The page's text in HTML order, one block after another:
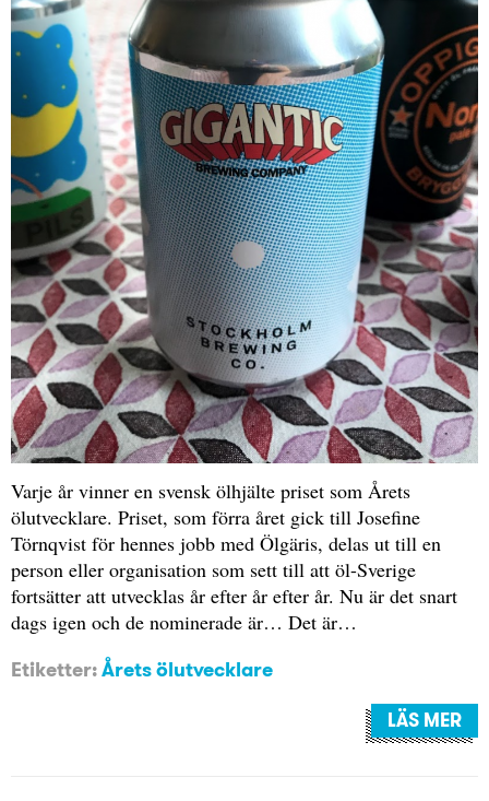
Varje år vinner en svensk ölhjälte priset som Årets
ölutvecklare. Priset, som förra året gick till Josefine
Törnqvist för hennes jobb med Ölgäris, delas ut till en
person eller organisation som sett till att öl-Sverige
fortsätter att utvecklas år efter år efter år. Nu är det snart
dags igen och de nominerade är… Det är…
Etiketter:Årets ölutvecklare
LÄS MER